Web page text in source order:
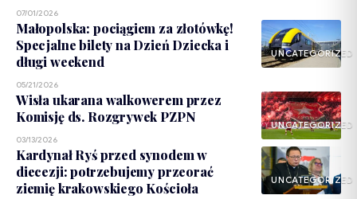
07/01/2026
UNCATEGORIZED
Małopolska: pociągiem za złotówkę!
Specjalne bilety na Dzień Dziecka i
długi weekend
05/21/2026
UNCATEGORIZED
Wisła ukarana walkowerem przez
Komisję ds. Rozgrywek PZPN
03/13/2026
UNCATEGORIZED
Kardynał Ryś przed synodem w
diecezji: potrzebujemy przeorać
ziemię krakowskiego Kościoła